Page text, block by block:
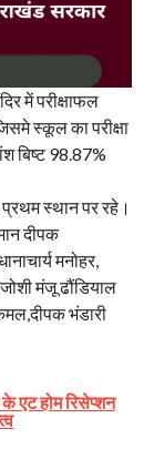
में परीक्षाफल
स्कूल का परीक्षा
बिष्ट 98.87%
प्रथम स्थान पर रहे।
दीपक
मनोहर,
मंजू ढौंडियाल
भंडारी
के एट होम रिसेप्शन